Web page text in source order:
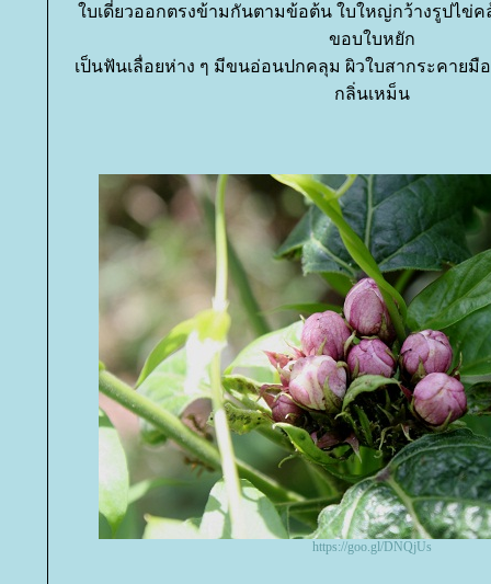
บเดี่ยวออกตรงข้ามกันตามข้อต้น ใบใหญ่กว้างรูปไข่ค
ขอบใบหยัก
เป็นฟันเลื่อยห่าง ๆ มีขนอ่อนปกคลุม ผิวใบสากระคายมื
กลิ่นเหม็น
https://goo.gl/DNQjUs